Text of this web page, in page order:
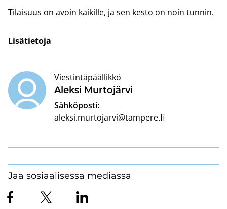
Ti­lai­suus on avoin kai­kil­le, ja sen kesto on noin tun­nin.
Li­sä­tie­to­ja
Alek­si Mur­to­jär­vi
Viestintäpäällikkö
Sähköposti:
aleksi.murtojarvi@tampere.fi
Jaa sosiaalisessa mediassa